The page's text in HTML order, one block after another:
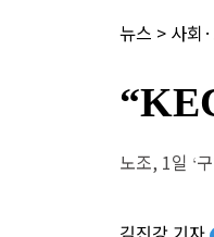
뉴스 > 사회
노조, 1일 ‘